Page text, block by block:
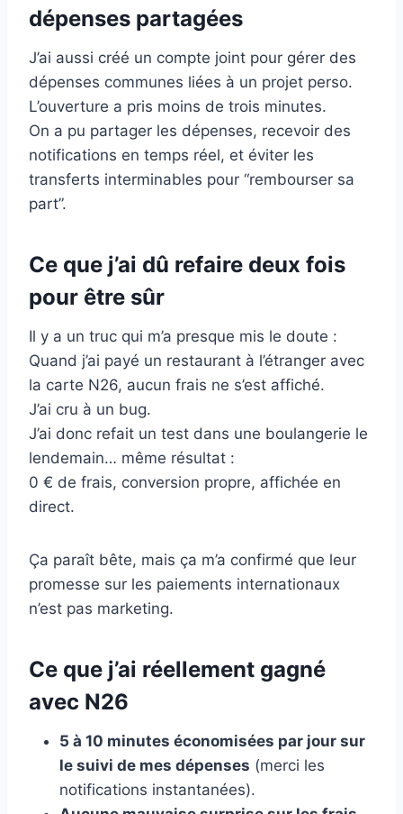
dépenses partagées
J’ai aussi créé un compte joint pour gérer des
dépenses communes liées à un projet perso.
L’ouverture a pris moins de trois minutes.
On a pu partager les dépenses, recevoir des
notifications en temps réel, et éviter les
transferts interminables pour “rembourser sa
part”.
Ce que j’ai dû refaire deux fois
pour être sûr
Il y a un truc qui m’a presque mis le doute :
Quand j’ai payé un restaurant à l’étranger avec
la carte N26, aucun frais ne s’est affiché.
J’ai cru à un bug.
J’ai donc refait un test dans une boulangerie le
lendemain… même résultat :
0 € de frais, conversion propre, affichée en
direct.
Ça paraît bête, mais ça m’a confirmé que leur
promesse sur les paiements internationaux
n’est pas marketing.
Ce que j’ai réellement gagné
avec N26
5 à 10 minutes économisées par jour sur
le suivi de mes dépenses (merci les
notifications instantanées).